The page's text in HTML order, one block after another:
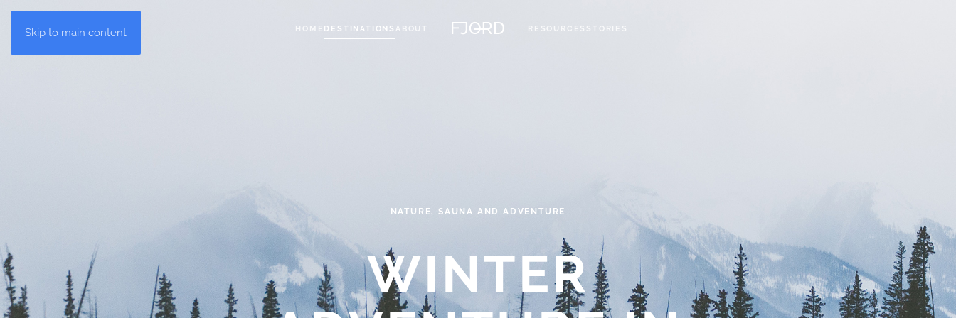
Skip to main content HOME DESTINATIONS ABOUT RESOURCES STORIES
NATURE, SAUNA AND ADVENTURE
WINTER